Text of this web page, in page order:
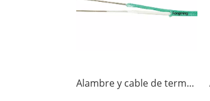
Alambre y cable de termopar KX-FF